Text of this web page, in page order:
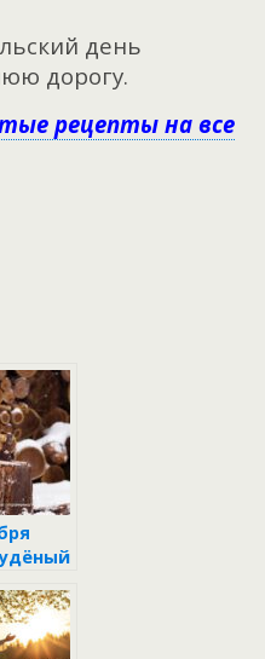
день
дорогу.
рецепты на все